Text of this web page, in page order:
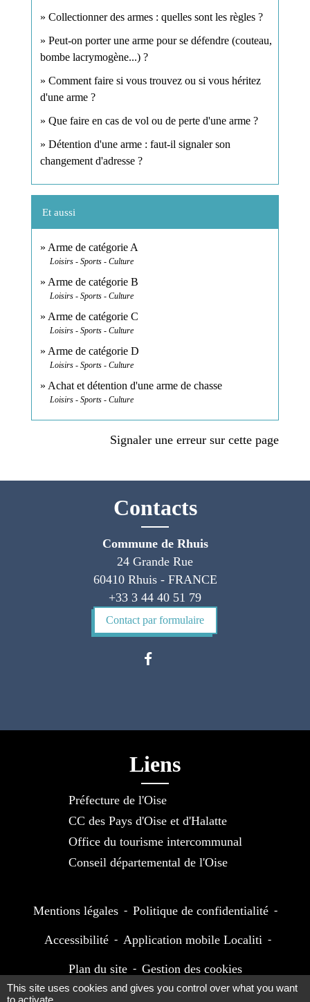
Collectionner des armes : quelles sont les règles ?
Peut-on porter une arme pour se défendre (couteau,
bombe lacrymogène...) ?
Comment faire si vous trouvez ou si vous héritez
d'une arme ?
Que faire en cas de vol ou de perte d'une arme ?
Détention d'une arme : faut-il signaler son
changement d'adresse ?
Et aussi
Arme de catégorie A
Loisirs - Sports - Culture
Arme de catégorie B
Loisirs - Sports - Culture
Arme de catégorie C
Loisirs - Sports - Culture
Arme de catégorie D
Loisirs - Sports - Culture
Achat et détention d'une arme de chasse
Loisirs - Sports - Culture
Signaler une erreur sur cette page
Contacts
Commune de Rhuis
24 Grande Rue
60410 Rhuis - FRANCE
+33 3 44 40 51 79
Contact par formulaire
Liens
Préfecture de l'Oise
CC des Pays d'Oise et d'Halatte
Office du tourisme intercommunal
Conseil départemental de l'Oise
Mentions légales - Politique de confidentialité -
Accessibilité - Application mobile Localiti -
Plan du site - Gestion des cookies
This site uses cookies and gives you control over what you want
to activate